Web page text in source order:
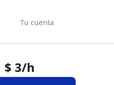
Tu cuenta
$ 3/h